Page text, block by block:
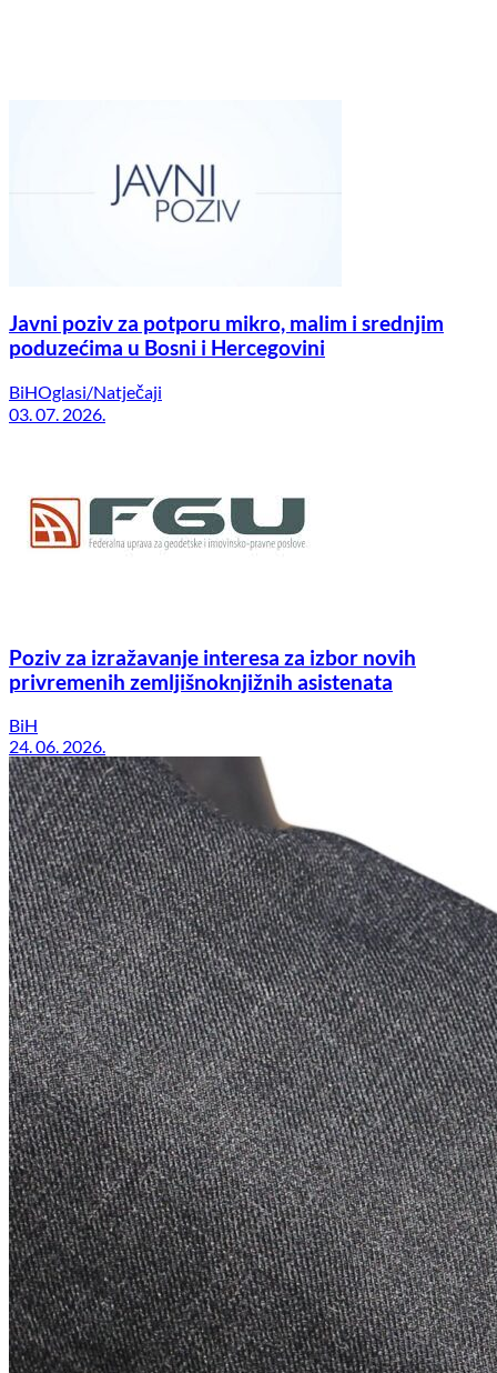
Javni poziv za potporu mikro, malim i srednjim
poduzećima u Bosni i Hercegovini
BiHOglasi/Natječaji
03. 07. 2026.
Poziv za izražavanje interesa za izbor novih
privremenih zemljišnoknjižnih asistenata
BiH
24. 06. 2026.